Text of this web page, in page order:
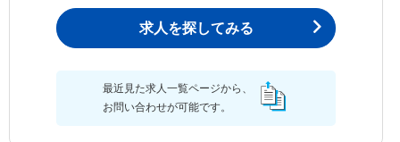
求人を探してみる
最近見た求人一覧ページから、
お問い合わせが可能です。